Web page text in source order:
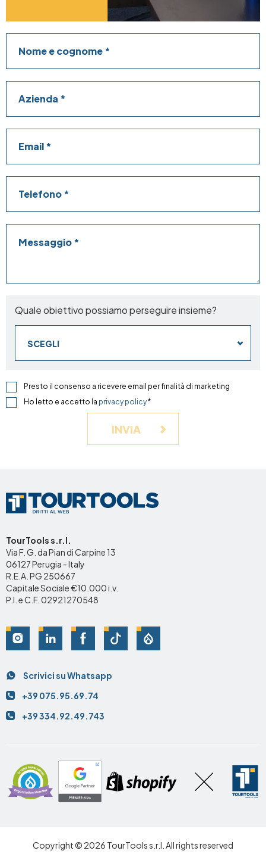
Quale obiettivo possiamo perseguire insieme?
SCEGLI
Presto il consenso a ricevere email per finalità di marketing
Ho letto e accetto la privacy policy*
INVIA
TourTools s.r.l.
Via F. G. da Pian di Carpine 13
06127 Perugia - Italy
R.E.A. PG 250667
Capitale Sociale €10.000 i.v.
P.I. e C.F. 02921270548
Social
Contatti
Scrivici su Whatsapp
+39 075.95.69.74
+39 334.92.49.743
Copyright © 2026 TourTools s.r.l. All rights reserved